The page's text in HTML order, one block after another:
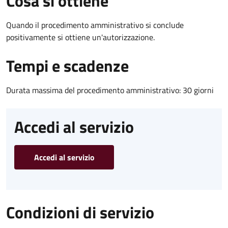
Quando il procedimento amministrativo si conclude
positivamente si ottiene un'autorizzazione.
Tempi e scadenze
Durata massima del procedimento amministrativo: 30 giorni
Accedi al servizio
Accedi al servizio
Condizioni di servizio